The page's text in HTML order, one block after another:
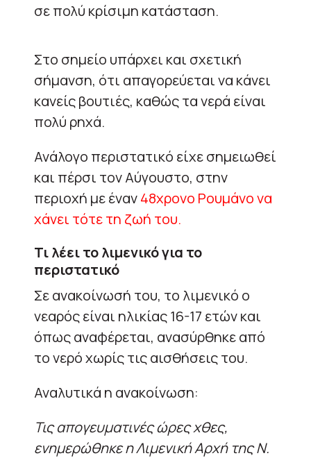
σε πολύ κρίσιμη κατάσταση.
Στο σημείο υπάρχει και σχετική
σήμανση, ότι απαγορεύεται να κάνει
κανείς βουτιές, καθώς τα νερά είναι
πολύ ρηχά.
Ανάλογο περιστατικό είχε σημειωθεί
και πέρσι τον Αύγουστο, στην
περιοχή με έναν48χρονο Ρουμάνο να
χάνει τότε τη ζωή του.
Τι λέει το λιμενικό για το
περιστατικό
Σε ανακοίνωσή του, το λιμενικό ο
νεαρός είναι ηλικίας 16-17 ετών και
όπως αναφέρεται, ανασύρθηκε από
το νερό χωρίς τις αισθήσεις του.
Αναλυτικά η ανακοίνωση:
Τις απογευματινές ώρες χθες,
ενημερώθηκε η Λιμενική Αρχή της Ν.